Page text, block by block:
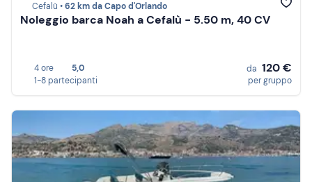
Cefalù •62 km da Capo d'Orlando
Noleggio barca Noah a Cefalù - 5.50 m, 40 CV
4 ore
5,0
1-8 partecipanti
da 120 €
per gruppo